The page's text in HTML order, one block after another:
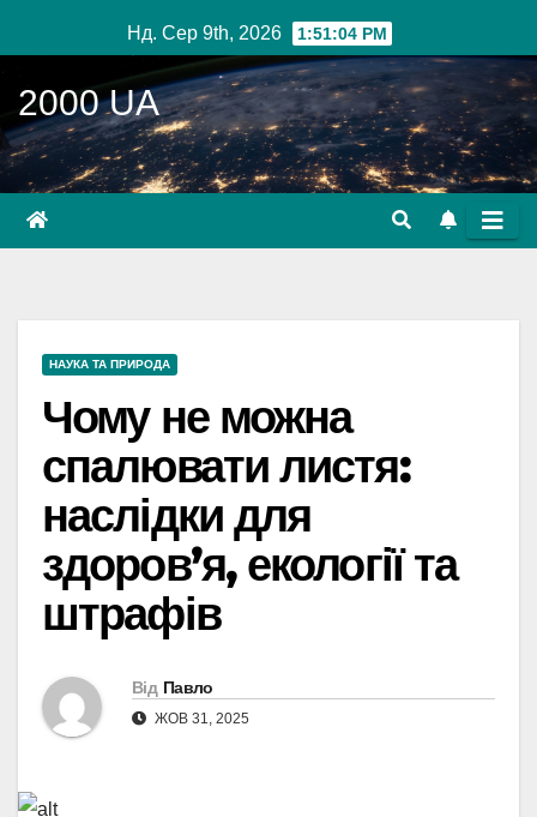
до
вмісту
Нд. Сер 9th, 2026 1:51:05 PM
2000 UA
НАУКА ТА ПРИРОДА
Чому не можна
спалювати листя:
наслідки для
здоров’я, екології та
штрафів
Від Павло
ЖОВ 31, 2025